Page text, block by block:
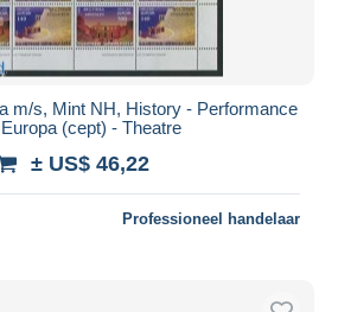
m/s, Mint NH, History - Performance
(cept) - Theatre
± US$ 46,22
Professioneel handelaar